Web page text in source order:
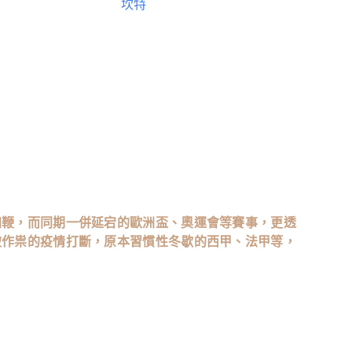
坎特
，而同期一併延宕的歐洲盃、奧運會等賽事，更透
祟的疫情打斷，原本習慣性冬歇的西甲、法甲等，